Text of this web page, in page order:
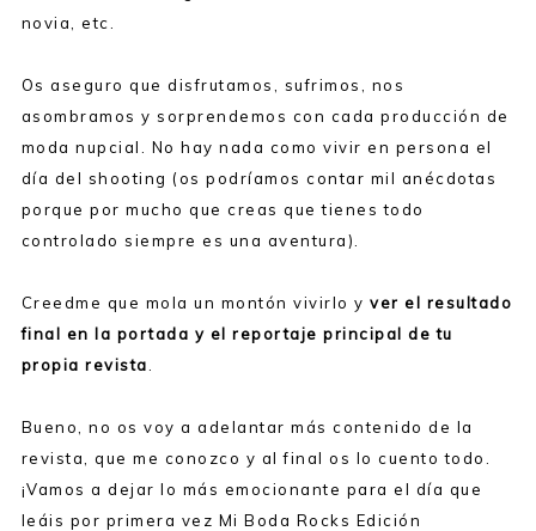
novia, etc.
Os aseguro que disfrutamos, sufrimos, nos
asombramos y sorprendemos con cada producción de
moda nupcial. No hay nada como vivir en persona el
día del shooting (os podríamos contar mil anécdotas
porque por mucho que creas que tienes todo
controlado siempre es una aventura).
Creedme que mola un montón vivirlo yver el resultado
final en la portada y el reportaje principal de tu
propia revista
Bueno, no os voy a adelantar más contenido de la
revista, que me conozco y al final os lo cuento todo.
¡Vamos a dejar lo más emocionante para el día que
leáis por primera vez Mi Boda Rocks Edición